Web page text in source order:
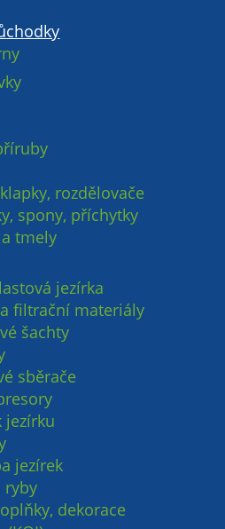
rozdělovače
spony, příchytky
tmely
jezírka
filtrační materiály
šachty
sběrače
jezírku
jezírek
ryby
dekorace